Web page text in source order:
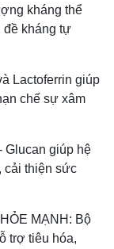
kháng thể
đề kháng tự
Lactoferrin giúp
chế sự xâm
Glucan giúp hệ
cải thiện sức
MẠNH: Bộ
trợ tiêu hóa,